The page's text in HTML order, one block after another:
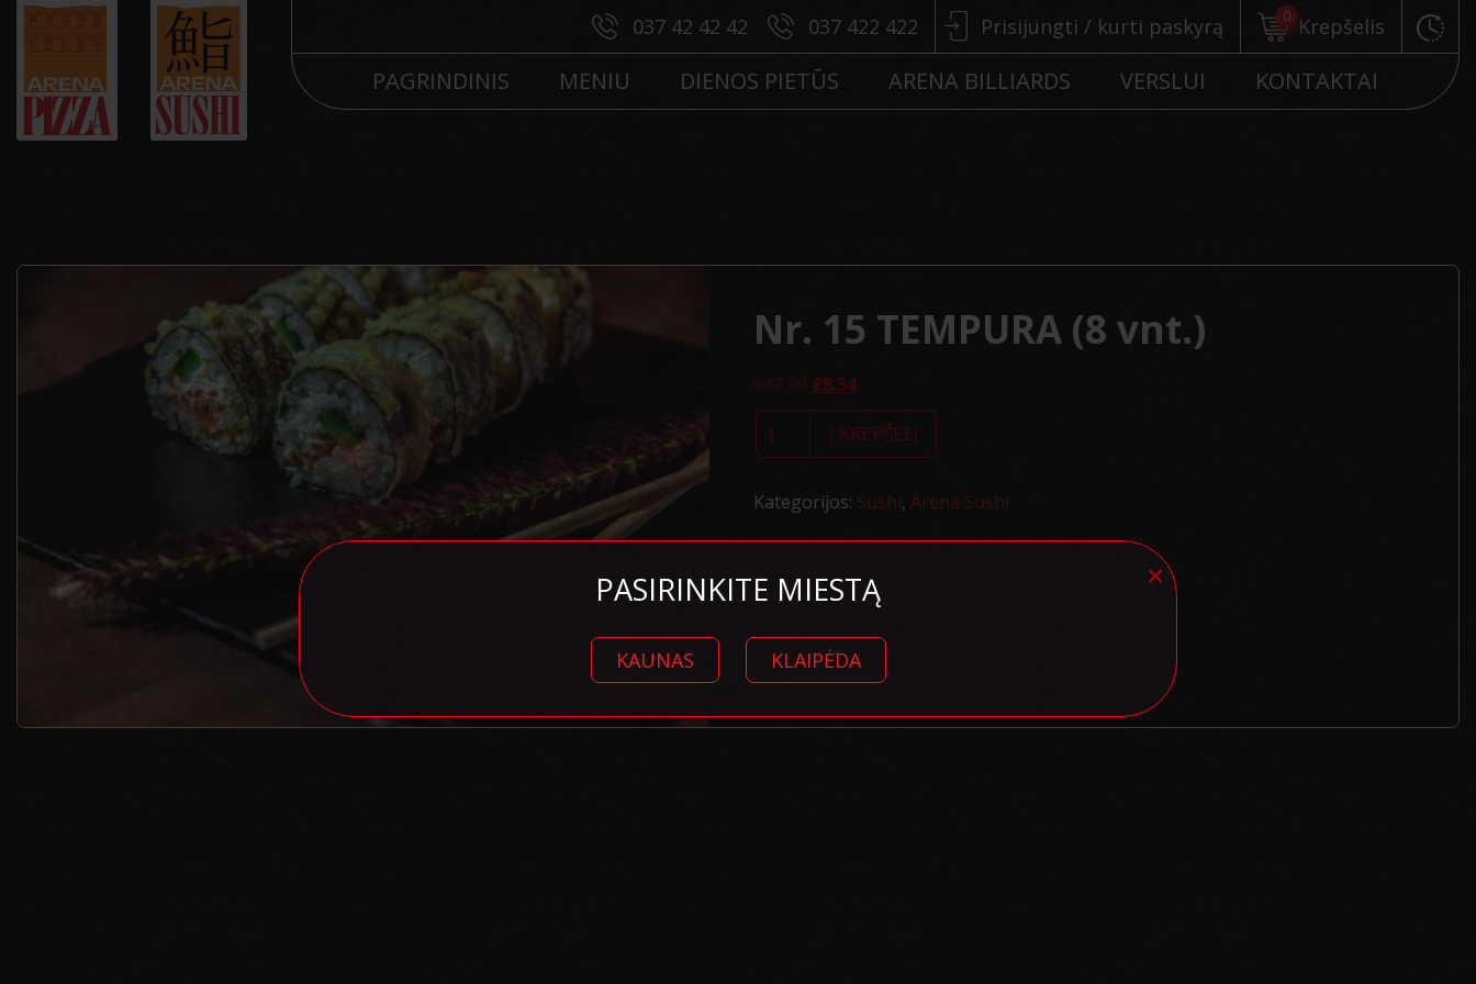
PASIRINKITE MIESTĄ
KAUNAS KLAIPĖDA
×
037 42 42 42 037 422 422 Prisijungti / kurti paskyrą 0 Krepšelis
PAGRINDINIS MENIU DIENOS PIETŪS ARENA BILLIARDS VERSLUI KONTAKTAI
Nr. 15 TEMPURA (8 vnt.)
€12.20 €8.54
produkto
kiekis:
Nr.
15
(8
vnt.)
Į KREPŠELĮ
Kategorijos: Sushi, Arena Sushi